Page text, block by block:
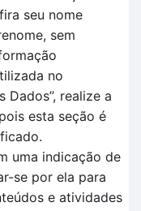
seu nome
sem
no
Dados”, realize a
esta seção é
uma indicação de
se por ela para
e atividades